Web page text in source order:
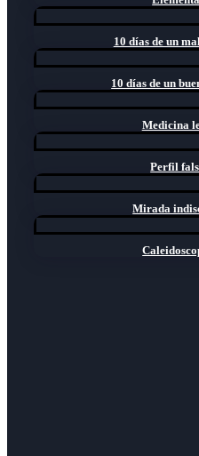
10 días de un
10 días de un
Medicina
Perfil
Mirada